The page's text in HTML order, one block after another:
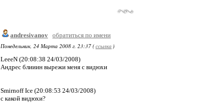
andresivanov обратиться по имени
Понедельник, 24 Марта 2008 г. 23:37 (ссылка )
LeeeN (20:08:38 24/03/2008)
Андрес блииин вырежи меня с видюхи
Smirnoff Ice (20:08:53 24/03/2008)
с какой видюхи?